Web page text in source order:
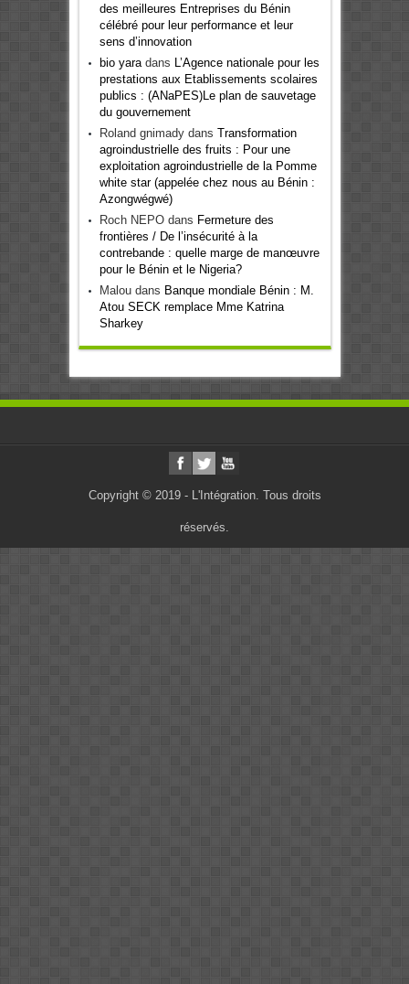
des meilleures Entreprises du Bénin
célébré pour leur performance et leur
sens d’innovation
bio yaradans
L’Agence nationale pour les
prestations aux Etablissements scolaires
publics : (ANaPES)Le plan de sauvetage
du gouvernement
Roland gnimadydans Transformation
agroindustrielle des fruits : Pour une
exploitation agroindustrielle de la Pomme
white star (appelée chez nous au Bénin :
Azongwégwé)
Roch NEPOdans Fermeture des
frontières / De l’insécurité à la
contrebande : quelle marge de manœuvre
pour le Bénin et le Nigeria?
Maloudans Banque mondiale Bénin : M.
Atou SECK remplace Mme Katrina
Sharkey
Copyright © 2019 - L'Intégration. Tous droits
réservés.